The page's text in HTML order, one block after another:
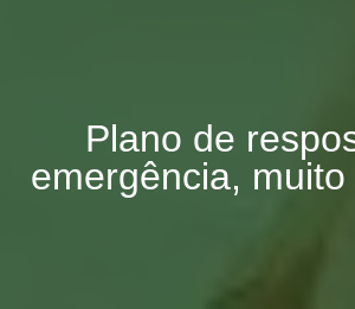
Plano de
emergência, muito